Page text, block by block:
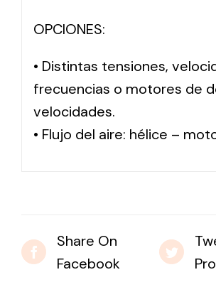
OPCIONES:
• Distintas tensiones,
frecuencias o motores de
velocidades.
• Flujo del aire: hélice –
Share On
Facebook